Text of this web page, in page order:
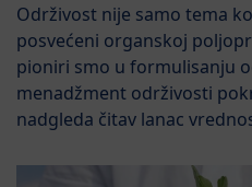
Održivost nije samo tema
posvećeni organskoj
pioniri smo u formulisanju
menadžment održivosti
nadgleda čitav lanac